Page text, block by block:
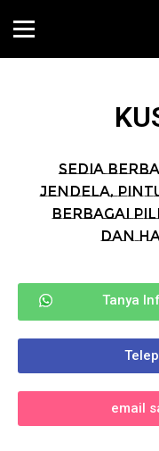
Sedia
jendela,
berbagai
dan
Tanya
email